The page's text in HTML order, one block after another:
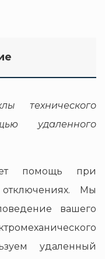
технического
удаленного
помощь при
Мы
вашего
удаленный